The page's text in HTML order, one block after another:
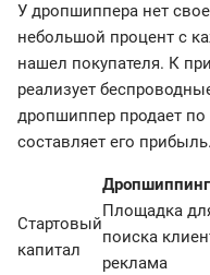
У дропшиппера нет
небольшой процент с
нашел покупателя. К
реализует
дропшиппер продает по
составляет его прибыль.
Дропшиппинг
Стартовый
капитал
Площадка
поиска
реклама